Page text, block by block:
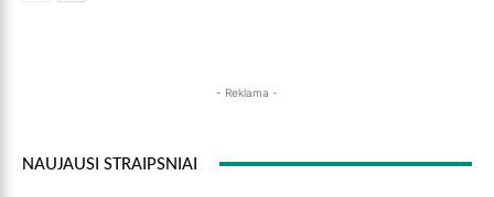
- Reklama -
NAUJAUSI STRAIPSNIAI